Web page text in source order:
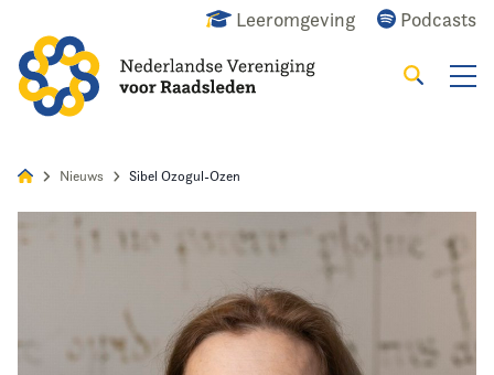
Leeromgeving Podcasts
Zoeken
Nieuws
Nieuws Sibel Ozogul-Ozen